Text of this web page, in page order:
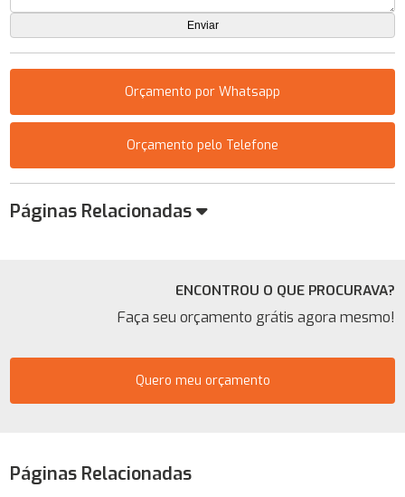
Orçamento por Whatsapp
Orçamento pelo Telefone
Páginas Relacionadas
ENCONTROU O QUE PROCURAVA?
Faça seu orçamento grátis agora mesmo!
Quero meu orçamento
Páginas Relacionadas